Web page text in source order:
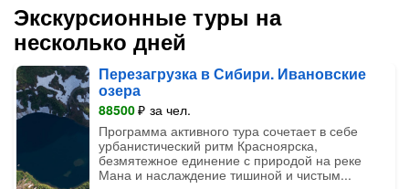
Экскурсионные туры на
несколько дней
Перезагрузка в Сибири. Ивановские
озера
88500₽ за чел.
Программа активного тура сочетает в себе
урбанистический ритм Красноярска,
безмятежное единение с природой на реке
Мана и наслаждение тишиной и чистым...